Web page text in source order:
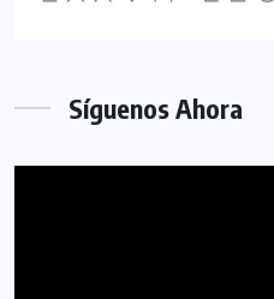
Síguenos Ahora